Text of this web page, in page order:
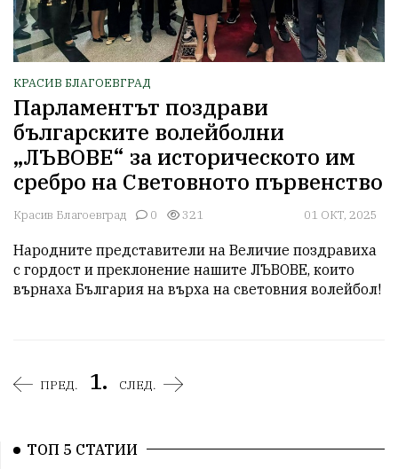
КРАСИВ БЛАГОЕВГРАД
Парламентът поздрави
българските волейболни
„ЛЪВОВЕ“ за историческото им
сребро на Световното първенство
Красив Благоевград 0 321 01 ОКТ, 2025
Народните представители на Величие поздравиха
с гордост и преклонение нашите ЛЪВОВЕ, които
върнаха България на върха на световния волейбол!
ПРЕД. 1. СЛЕД.
ТОП 5 СТАТИИ